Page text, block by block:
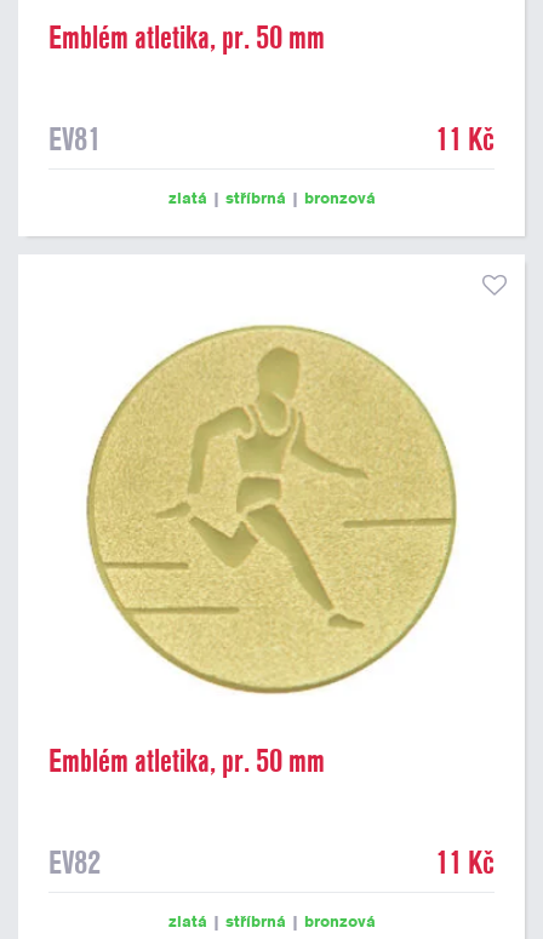
Emblém atletika, pr. 50 mm
EV81 11 Kč
zlatá | stříbrná | bronzová
Emblém atletika, pr. 50 mm
EV82 11 Kč
zlatá | stříbrná | bronzová